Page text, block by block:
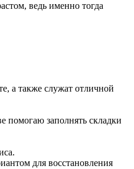
ведь именно тогда
а также служат отличной
помогаю заполнять складки
для восстановления